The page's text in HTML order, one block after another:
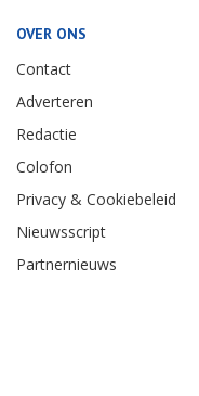
OVER ONS
Contact
Adverteren
Redactie
Colofon
Privacy & Cookiebeleid
Nieuwsscript
Partnernieuws